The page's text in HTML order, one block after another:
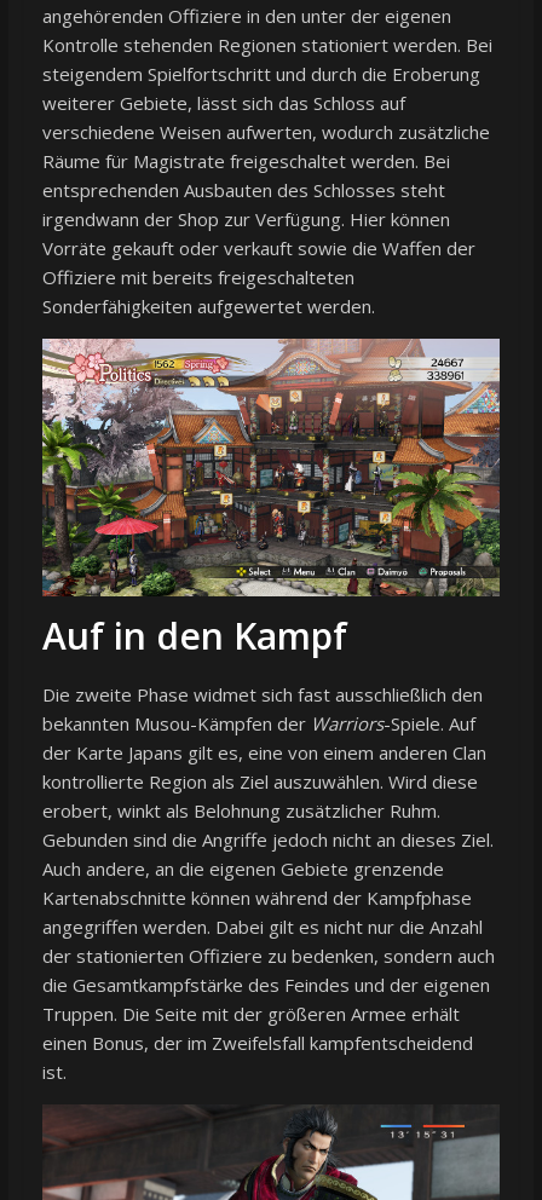
angehörenden Offiziere in den unter der eigenen
Kontrolle stehenden Regionen stationiert werden. Bei
steigendem Spielfortschritt und durch die Eroberung
weiterer Gebiete, lässt sich das Schloss auf
verschiedene Weisen aufwerten, wodurch zusätzliche
Räume für Magistrate freigeschaltet werden. Bei
entsprechenden Ausbauten des Schlosses steht
irgendwann der Shop zur Verfügung. Hier können
Vorräte gekauft oder verkauft sowie die Waffen der
Offiziere mit bereits freigeschalteten
Sonderfähigkeiten aufgewertet werden.
Auf in den Kampf
Die zweite Phase widmet sich fast ausschließlich den
bekannten Musou-Kämpfen der Warriors-Spiele. Auf
der Karte Japans gilt es, eine von einem anderen Clan
kontrollierte Region als Ziel auszuwählen. Wird diese
erobert, winkt als Belohnung zusätzlicher Ruhm.
Gebunden sind die Angriffe jedoch nicht an dieses Ziel.
Auch andere, an die eigenen Gebiete grenzende
Kartenabschnitte können während der Kampfphase
angegriffen werden. Dabei gilt es nicht nur die Anzahl
der stationierten Offiziere zu bedenken, sondern auch
die Gesamtkampfstärke des Feindes und der eigenen
Truppen. Die Seite mit der größeren Armee erhält
einen Bonus, der im Zweifelsfall kampfentscheidend
ist.